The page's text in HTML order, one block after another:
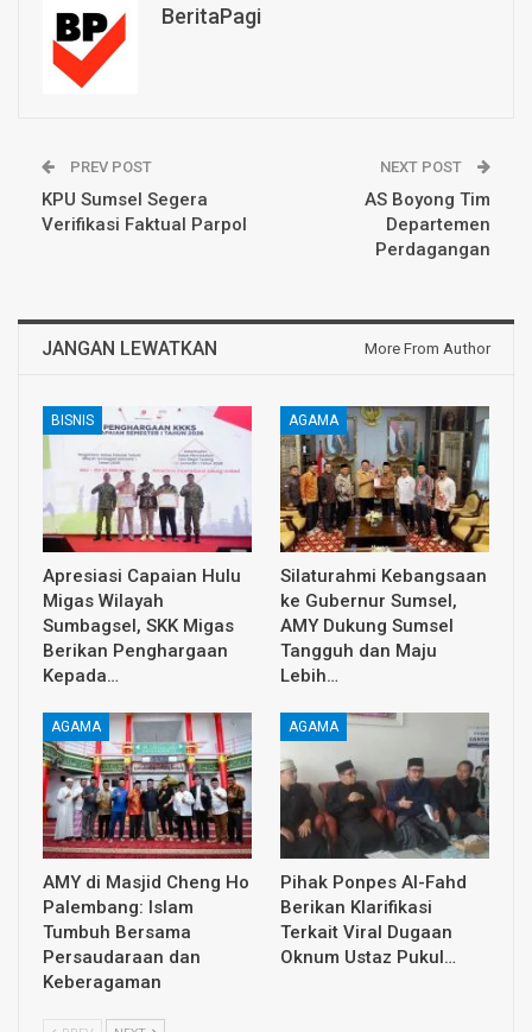
BeritaPagi
PREV POST
KPU Sumsel Segera
Verifikasi Faktual Parpol
NEXT POST
AS Boyong Tim
Departemen
Perdagangan
JANGAN LEWATKAN More From Author
BISNIS
Apresiasi Capaian Hulu
Migas Wilayah
Sumbagsel, SKK Migas
Berikan Penghargaan
Kepada…
AGAMA
Silaturahmi Kebangsaan
ke Gubernur Sumsel,
AMY Dukung Sumsel
Tangguh dan Maju
Lebih…
AGAMA
AMY di Masjid Cheng Ho
Palembang: Islam
Tumbuh Bersama
Persaudaraan dan
Keberagaman
AGAMA
Pihak Ponpes Al-Fahd
Berikan Klarifikasi
Terkait Viral Dugaan
Oknum Ustaz Pukul…